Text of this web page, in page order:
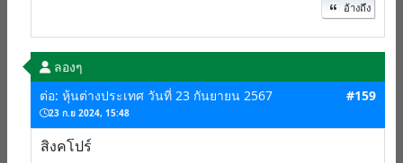
อ้างถึง
ลองๆ
ต่อ: หุ้นต่างประเทศ วันที่ 23 กันยายน 2567
23 ก.ย 2024, 15:48
#159
สิงคโปร์